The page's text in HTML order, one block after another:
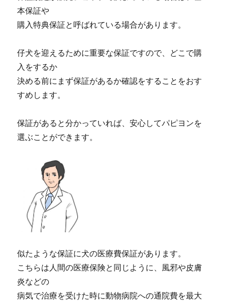
本保証や
購入特典保証と呼ばれている場合があります。
仔犬を迎えるために重要な保証ですので、どこで購
入をするか
決める前にまず保証があるか確認をすることをおす
すめします。
保証があると分かっていれば、安心してパピヨンを
選ぶことができます。
似たような保証に犬の医療費保証があります。
こちらは人間の医療保険と同じように、風邪や皮膚
炎などの
病気で治療を受けた時に動物病院への通院費を最大